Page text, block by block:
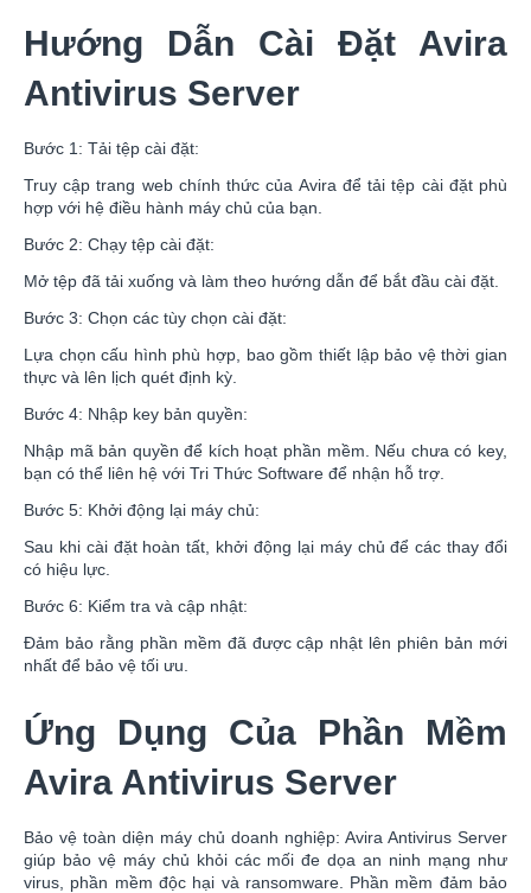
Hướng Dẫn Cài Đặt Avira
Antivirus Server
Bước 1: Tải tệp cài đặt:
Truy cập trang web chính thức của Avira để tải tệp cài đặt phù
hợp với hệ điều hành máy chủ của bạn.
Bước 2: Chạy tệp cài đặt:
Mở tệp đã tải xuống và làm theo hướng dẫn để bắt đầu cài đặt.
Bước 3: Chọn các tùy chọn cài đặt:
Lựa chọn cấu hình phù hợp, bao gồm thiết lập bảo vệ thời gian
thực và lên lịch quét định kỳ.
Bước 4: Nhập key bản quyền:
Nhập mã bản quyền để kích hoạt phần mềm. Nếu chưa có key,
bạn có thể liên hệ với Tri Thức Software để nhận hỗ trợ.
Bước 5: Khởi động lại máy chủ:
Sau khi cài đặt hoàn tất, khởi động lại máy chủ để các thay đổi
có hiệu lực.
Bước 6: Kiểm tra và cập nhật:
Đảm bảo rằng phần mềm đã được cập nhật lên phiên bản mới
nhất để bảo vệ tối ưu.
Ứng Dụng Của Phần Mềm
Avira Antivirus Server
Bảo vệ toàn diện máy chủ doanh nghiệp: Avira Antivirus Server
giúp bảo vệ máy chủ khỏi các mối đe dọa an ninh mạng như
virus, phần mềm độc hại và ransomware. Phần mềm đảm bảo